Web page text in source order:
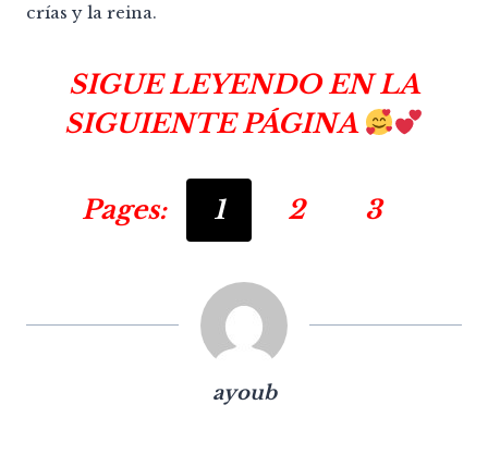
crías y la reina.
SIGUE LEYENDO EN LA
SIGUIENTE PÁGINA
Pages: 1 2 3
ayoub